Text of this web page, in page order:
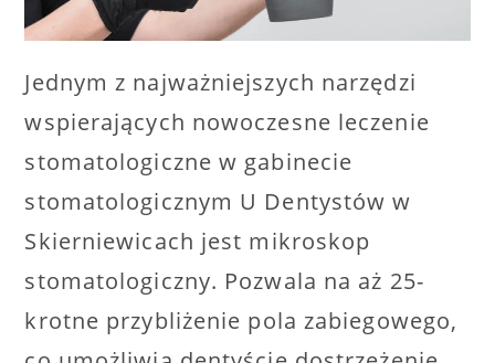
Jednym z najważniejszych narzędzi
wspierających nowoczesne leczenie
stomatologiczne w gabinecie
stomatologicznym U Dentystów w
Skierniewicach jest mikroskop
stomatologiczny. Pozwala na aż 25-
krotne przybliżenie pola zabiegowego,